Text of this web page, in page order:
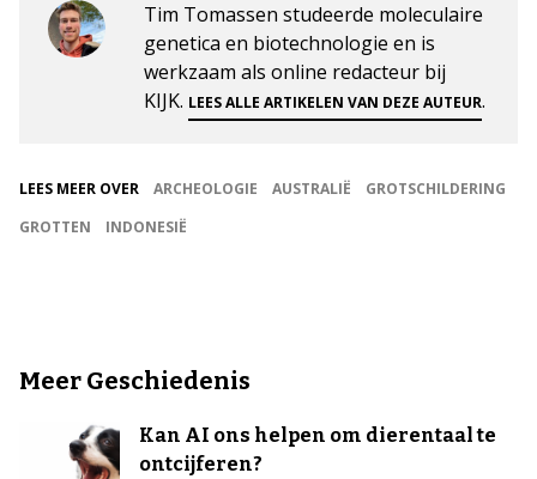
Tim Tomassen studeerde moleculaire
genetica en biotechnologie en is
werkzaam als online redacteur bij
KIJK. LEES ALLE ARTIKELEN VAN DEZE AUTEUR.
LEES MEER OVER ARCHEOLOGIE AUSTRALIË
GROTSCHILDERING
GROTTEN
INDONESIË
Meer Geschiedenis
Kan AI ons helpen om dierentaal te
ontcijferen?